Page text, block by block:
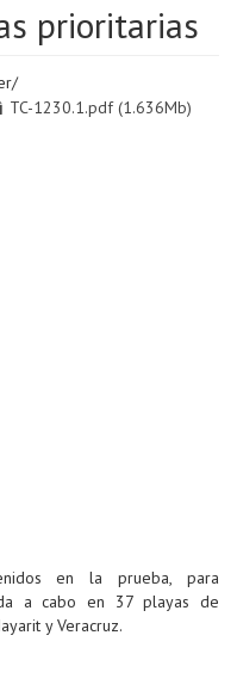
prioritarias
TC-1230.1.pdf (1.636Mb)
en la prueba, para
a cabo en 37 playas de
y Veracruz.